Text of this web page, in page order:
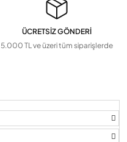
ÜCRETSİZ GÖNDERİ
5.000 TL ve üzeri tüm siparişlerde